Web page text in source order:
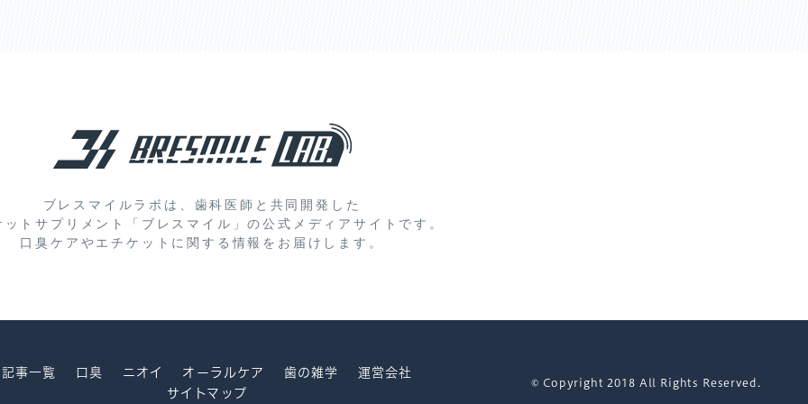
ブレスマイルラボは、歯科医師と共同開発した
ットサプリメント「ブレスマイル」の公式メディアサイトです。
口臭ケアやエチケットに関する情報をお届けします。
記事一覧 口臭 ニオイ オーラルケア 歯の雑学
運営会社
サイトマップ
© Copyright 2018 All Rights Reserved.